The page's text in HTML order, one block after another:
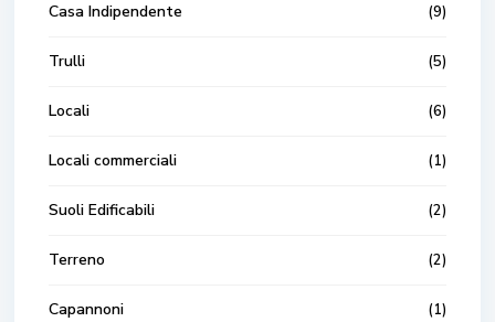
Casa Indipendente (9)
Trulli (5)
Locali (6)
Locali commerciali (1)
Suoli Edificabili (2)
Terreno (2)
Capannoni (1)